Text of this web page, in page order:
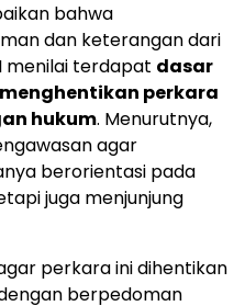
bahwa
dan keterangan dari
menilai terdapat dasar
perkara
hukum. Menurutnya,
agar
berorientasi pada
juga menjunjung
perkara ini dihentikan
berpedoman